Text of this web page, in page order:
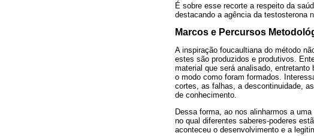
É sobre esse recorte a respeito da
destacando a agência da testosterona
Marcos e Percursos
A inspiração foucaultiana do método
estes são produzidos e produtivos.
material que será analisado,
o modo como foram formados.
cortes, as falhas, a descontinuidade,
de conhecimento.
Dessa forma, ao nos alinharmos a
no qual diferentes saberes-poderes
aconteceu o desenvolvimento e a